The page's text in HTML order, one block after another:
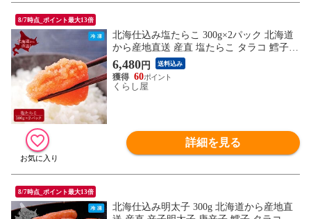
8/7時点_ポイント最大13倍
北海仕込み塩たらこ 300g×2パック 北海道
から産地直送 産直 塩たらこ タラコ 鱈子
真子 化粧箱入り 600g 産地直送 同梱不可
6,480円 送料込み
60
くらし屋
詳細を見る
8/7時点_ポイント最大13倍
北海仕込み明太子 300g 北海道から産地直